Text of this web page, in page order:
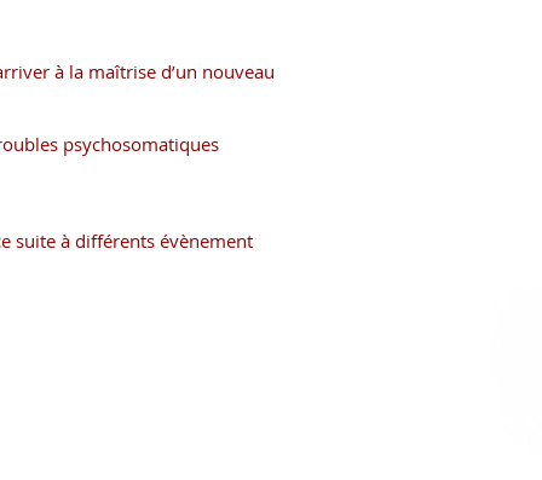
à la maîtrise d’un nouveau
psychosomatiques
suite à différents évènement